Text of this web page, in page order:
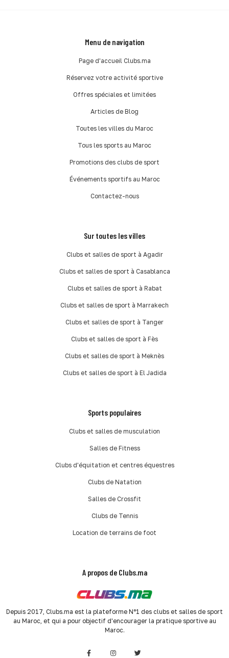
Menu de navigation
Page d'accueil Clubs.ma
Réservez votre activité sportive
Offres spéciales et limitées
Articles de Blog
Toutes les villes du Maroc
Tous les sports au Maroc
Promotions des clubs de sport
Événements sportifs au Maroc
Contactez-nous
Sur toutes les villes
Clubs et salles de sport à Agadir
Clubs et salles de sport à Casablanca
Clubs et salles de sport à Rabat
Clubs et salles de sport à Marrakech
Clubs et salles de sport à Tanger
Clubs et salles de sport à Fès
Clubs et salles de sport à Meknès
Clubs et salles de sport à El Jadida
Sports populaires
Clubs et salles de musculation
Salles de Fitness
Clubs d'équitation et centres équestres
Clubs de Natation
Salles de Crossfit
Clubs de Tennis
Location de terrains de foot
A propos de Clubs.ma
Depuis 2017, Clubs.ma est la plateforme N°1 des clubs et salles de sport
au Maroc, et qui a pour objectif d'encourager la pratique sportive au
Maroc.